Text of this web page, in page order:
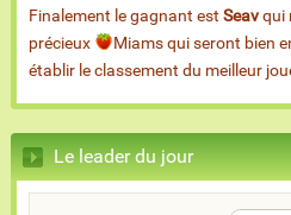
Finalement le gagnant est Seavqui
précieux
Miams qui seront bien
établir le classement du meilleur
Le leader du jour